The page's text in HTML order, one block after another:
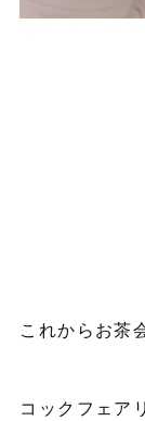
これからお茶
コックフェア